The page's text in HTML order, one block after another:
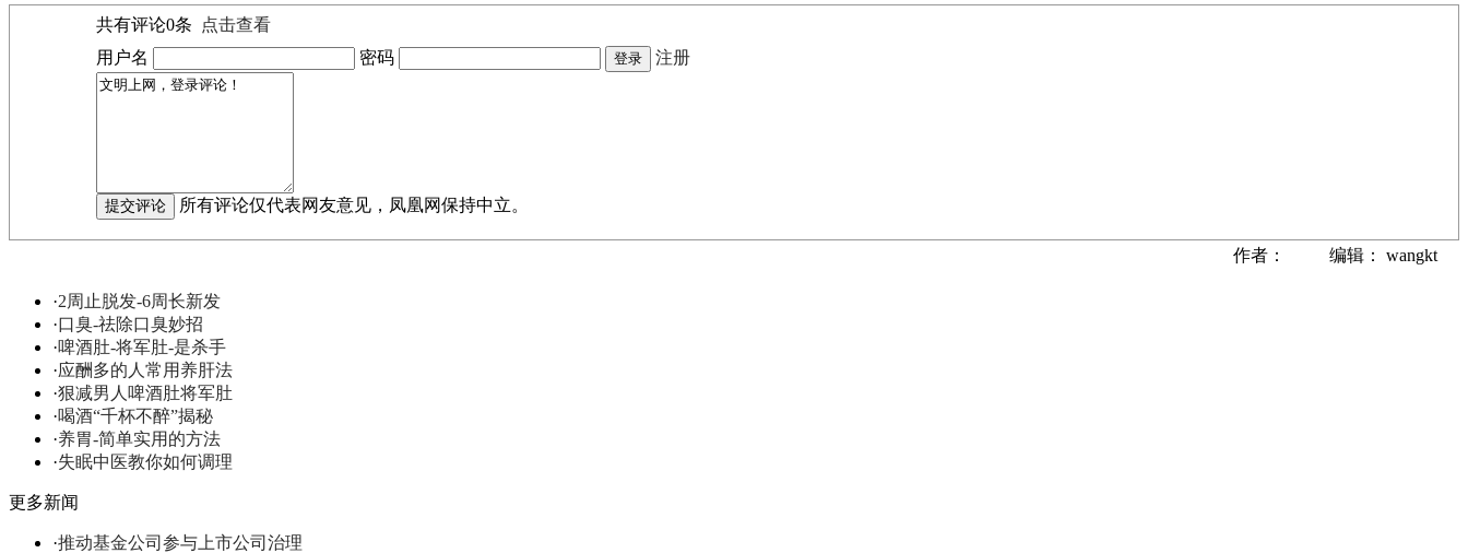
共有评论0条
点击查看
用户名
密码 注册
所有评论仅代表网友意见，凤凰网保持中立。
作者： 编辑： wangkt
·2周止脱发-6周长新发
·口臭-祛除口臭妙招
·啤酒肚-将军肚-是杀手
·应酬多的人常用养肝法
·狠减男人啤酒肚将军肚
·喝酒“千杯不醉”揭秘
·养胃-简单实用的方法
·失眠中医教你如何调理
更多新闻
·推动基金公司参与上市公司治理